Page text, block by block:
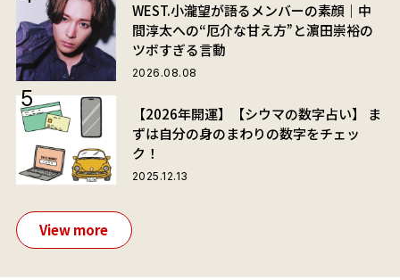
WEST.小瀧望が語るメンバーの素顔｜中
間淳太への“厄介な甘え方”と濵田崇裕の
ツボすぎる言動
2026.08.08
【2026年開運】【シウマの数字占い】 ま
ずは自分の身のまわりの数字をチェッ
ク！
2025.12.13
View more